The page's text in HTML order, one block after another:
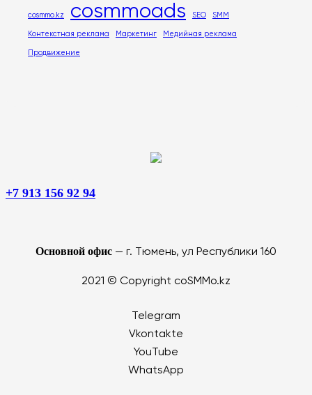
cosmmo.kz cosmmoads SEO SMM
Контекстная реклама Маркетинг Медийная реклама
Продвижение
+7 913 156 92 94
Основной офис — г. Тюмень, ул Республики 160
2021 © Copyright coSMMo.kz
Telegram
Vkontakte
YouTube
WhatsApp